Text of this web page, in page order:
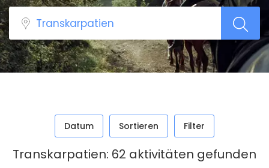
Datum Sortieren Filter
Transkarpatien: 62 aktivitäten gefunden